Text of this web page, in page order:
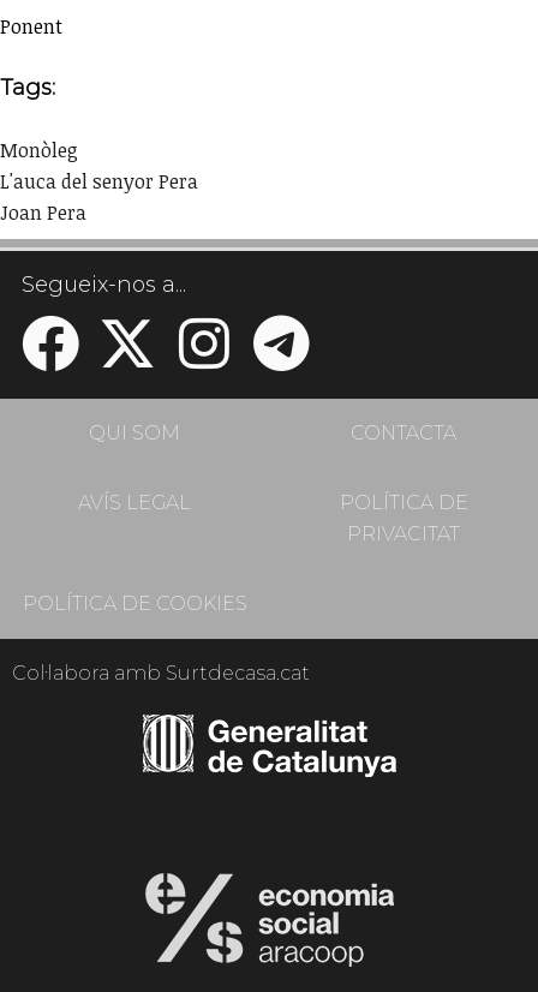
Ponent
Tags:
Monòleg
L'auca del senyor Pera
Joan Pera
Segueix-nos a...
QUI SOM CONTACTA
AVÍS LEGAL
POLÍTICA DE
PRIVACITAT
POLÍTICA DE COOKIES
Col·labora amb Surtdecasa.cat